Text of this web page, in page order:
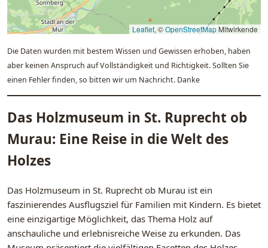
Leaflet, ©OpenStreetMap Mitwirkende
Die Daten wurden mit bestem Wissen und Gewissen erhoben, haben
aber keinen Anspruch auf Vollständigkeit und Richtigkeit. Sollten Sie
einen Fehler finden, so bitten wir um Nachricht. Danke
Das Holzmuseum in St. Ruprecht ob
Murau: Eine Reise in die Welt des
Holzes
Das Holzmuseum in St. Ruprecht ob Murau ist ein
faszinierendes Ausflugsziel für Familien mit Kindern. Es bietet
eine einzigartige Möglichkeit, das Thema Holz auf
anschauliche und erlebnisreiche Weise zu erkunden. Das